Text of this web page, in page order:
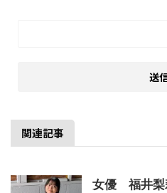
関連記事
女優 福井梨